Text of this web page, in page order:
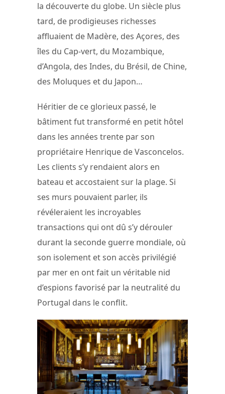
la découverte du globe. Un siècle plus
tard, de prodigieuses richesses
affluaient de Madère, des Açores, des
îles du Cap-vert, du Mozambique,
d’Angola, des Indes, du Brésil, de Chine,
des Moluques et du Japon…
Héritier de ce glorieux passé, le
bâtiment fut transformé en petit hôtel
dans les années trente par son
propriétaire Henrique de Vasconcelos.
Les clients s’y rendaient alors en
bateau et accostaient sur la plage. Si
ses murs pouvaient parler, ils
révéleraient les incroyables
transactions qui ont dû s’y dérouler
durant la seconde guerre mondiale, où
son isolement et son accès privilégié
par mer en ont fait un véritable nid
d’espions favorisé par la neutralité du
Portugal dans le conflit.